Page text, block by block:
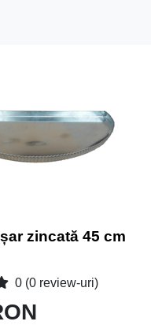
zincată 45 cm
0 (0 review-uri)